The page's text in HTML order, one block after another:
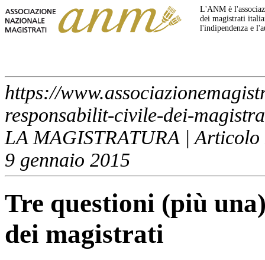
L'ANM è
dei magistrati
l'indipendenza e
https://
responsabilit-civile-dei-
LA MAGISTRATURA | Articolo
9 gennaio 2015
Tre questioni (più
dei magistrati